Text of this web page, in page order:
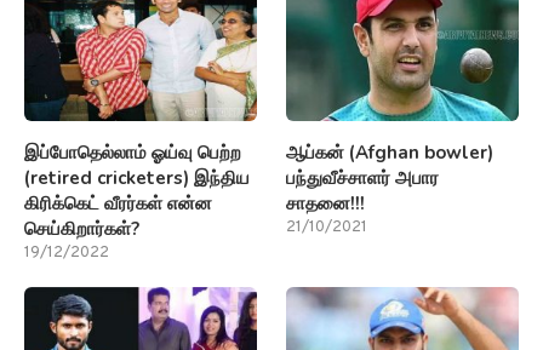
இப்போதெல்லாம் ஓய்வு பெற்ற
(retired cricketers) இந்திய
கிரிக்கெட் வீரர்கள் என்ன
செய்கிறார்கள்?
19/12/2022
ஆப்கன் (Afghan bowler)
பந்துவீச்சாளர் அபார
சாதனை!!!
21/10/2021